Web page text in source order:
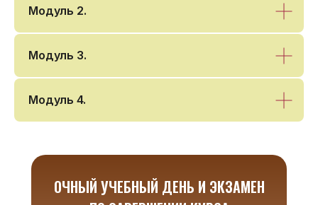
Модуль 2.
Модуль 3.
Модуль 4.
ОЧНЫЙ УЧЕБНЫЙ ДЕНЬ И ЭКЗАМЕН